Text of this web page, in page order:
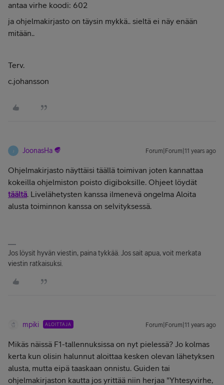
antaa virhe koodi: 602
ja ohjelmakirjasto on täysin mykkä.. sieltä ei näy enään
mitään..
Terv.
c.johansson
J JoonasHa Forum|Forum|11 years ago
Ohjelmakirjasto näyttäisi täällä toimivan joten kannattaa
kokeilla ohjelmiston poisto digiboksille. Ohjeet löydät
täältä. Livelähetysten kanssa ilmenevä ongelma Aloita
alusta toiminnon kanssa on selvityksessä.
Jos löysit hyvän viestin, paina tykkää. Jos sait apua, voit merkata
viestin ratkaisuksi.
mpiki ALOITTAJA Forum|Forum|11 years ago
Mikäs näissä F1-tallennuksissa on nyt pielessä? Jo kolmas
kerta kun olisin halunnut aloittaa kesken olevan lähetyksen
alusta, mutta eipä taaskaan onnistu. Guiden tai
ohjelmakirjaston kautta jos yrittää niin herjaa "Yhtesyvirhe,